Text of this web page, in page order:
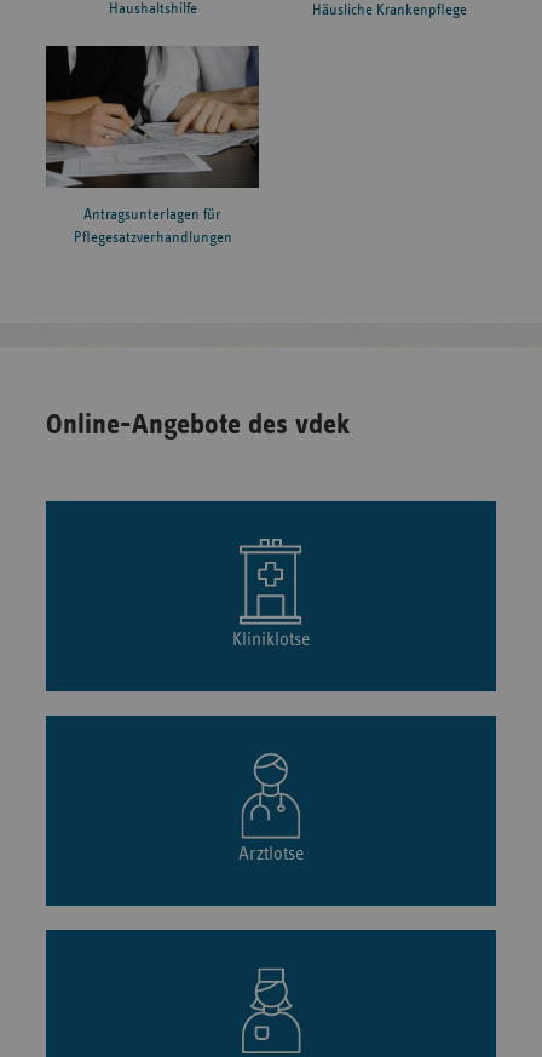
Haushaltshilfe Häusliche Krankenpflege
Antragsunterlagen für
Pflegesatzverhandlungen
Online-Angebote des vdek
Kliniklotse
Arztlotse